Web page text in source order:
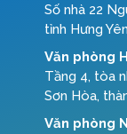
Số nhà 22
tỉnh Hưng Yên
Văn phòng
Tầng 4, tòa
Sơn Hòa,
Văn phòng